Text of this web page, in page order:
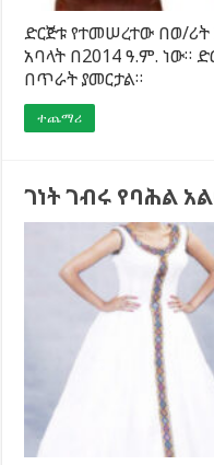
ድርጅቱ የተመሠረተው በወ/
አባላት በ2014 ዓ.ም. ነው።
በጥራት ያመርታል።
ተጨማሪ
ገነት ገብሩ የባሕል